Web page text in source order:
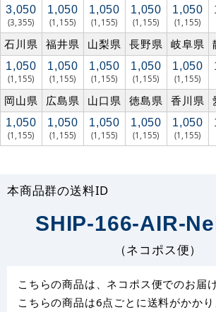
3,050
(3,355)
1,050
(1,155)
1,050
(1,155)
1,050
(1,155)
1,050
(1,155)
石川県 福井県 山梨県 長野県 岐阜県
1,050
(1,155)
1,050
(1,155)
1,050
(1,155)
1,050
(1,155)
1,050
(1,155)
岡山県 広島県 山口県 徳島県 香川県
1,050
(1,155)
1,050
(1,155)
1,050
(1,155)
1,050
(1,155)
1,050
(1,155)
本商品群の送料ID
SHIP-166-AIR-
（ネコポス便）
こちらの商品は、ネコポス便でのお届
こちらの商品は6点ごとに送料がかかり